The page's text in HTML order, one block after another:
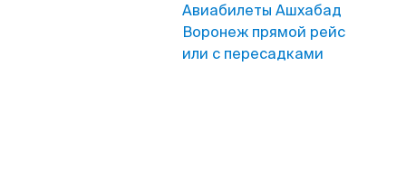
Авиабилеты Ашхабад
Воронеж прямой рейс
или с пересадками